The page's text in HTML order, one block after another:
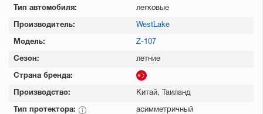
Тип автомобиля: легковые
Производитель: WestLake
Модель: Z-107
Сезон: летние
Страна бренда:
Производство: Китай, Таиланд
Тип протектора: асимметричный